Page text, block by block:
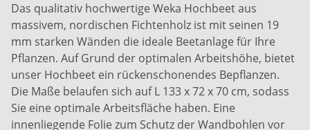
Das qualitativ hochwertige Weka Hochbeet aus
massivem, nordischen Fichtenholz ist mit seinen 19
mm starken Wänden die ideale Beetanlage für Ihre
Pflanzen. Auf Grund der optimalen Arbeitshöhe, bietet
unser Hochbeet ein rückenschonendes Bepflanzen.
Die Maße belaufen sich auf L 133 x 72 x 70 cm, sodass
Sie eine optimale Arbeitsfläche haben. Eine
innenliegende Folie zum Schutz der Wandbohlen vor